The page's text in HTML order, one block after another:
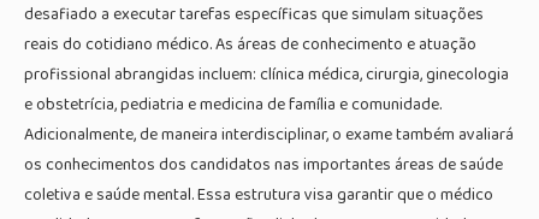
desafiado a executar tarefas específicas que simulam situações
reais do cotidiano médico. As áreas de conhecimento e atuação
profissional abrangidas incluem: clínica médica, cirurgia, ginecologia
e obstetrícia, pediatria e medicina de família e comunidade.
Adicionalmente, de maneira interdisciplinar, o exame também avaliará
os conhecimentos dos candidatos nas importantes áreas de saúde
coletiva e saúde mental. Essa estrutura visa garantir que o médico